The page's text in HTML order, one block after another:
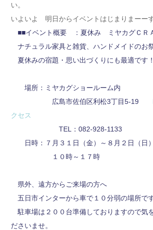
い。
いよいよ 明日からイベントはじまりまーー
■■イベント概要 ：夏休み ミヤカグ
ナチュラル家具と雑貨、ハンドメイドのお祭
夏休みの宿題・思い出づくりにも最適です
場所：ミヤカグショールーム内
広島市佐伯区利松3丁目5-19
クセス
TEL：082-928-1133
日時：７月３１日（金）～８月２日（日
１０時～１７時
県外、遠方からご来場の方へ
五日市インターから車で１０分弱の場所です
駐車場は２００台準備しておりますので気
ださいませ。